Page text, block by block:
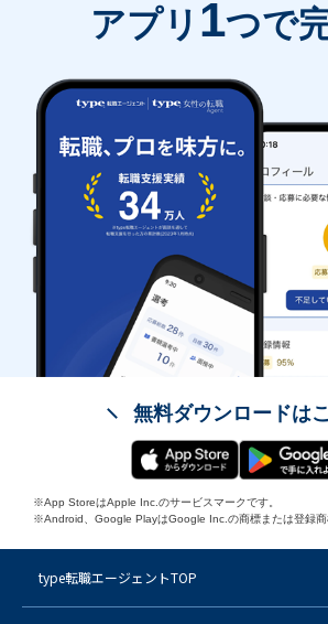
アプリ 1つで
無料ダウンロードは
※App StoreはApple Inc.のサービスマークです。
※Android、Google PlayはGoogle Inc.の商標または登録商
type転職エージェントTOP